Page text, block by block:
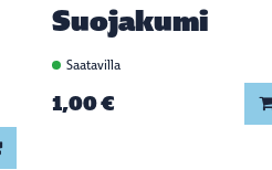
Lisää koriin
Suojakumi
Saatavilla
1,00 €